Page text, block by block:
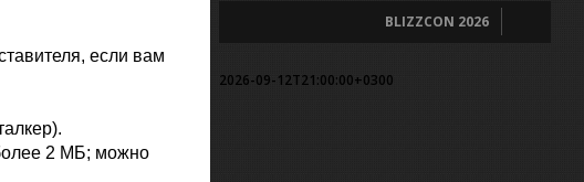
если вам
2 МБ; можно
BLIZZCON 2026
2026-09-12T21:00:00+0300